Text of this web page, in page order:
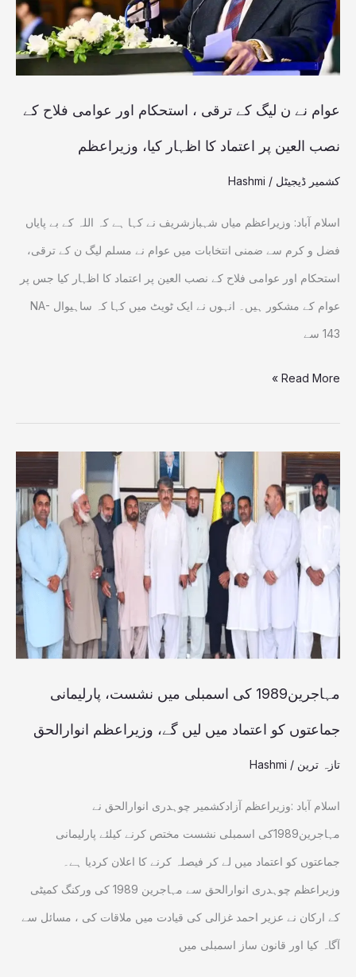
عوام نے ن لیگ کے ترقی ، استحکام اور عوامی فلاح کے
نصب العین پر اعتماد کا اظہار کیا، وزیراعظم
کشمیر ڈیجیٹل /
Hashmi
اسلام آباد: وزیراعظم میاں شہبازشریف نے کہا ہے کہ اللہ کے بے پایاں
فضل و کرم سے ضمنی انتخابات میں عوام نے مسلم لیگ ن کے ترقی،
استحکام اور عوامی فلاح کے نصب العین پر اعتماد کا اظہار کیا جس پر
عوام کے مشکور ہیں۔ انہوں نے ایک ٹویٹ میں کہا کہ ساہیوال NA-
143 سے
ترقی
استحکام
کے
نصب
العین
پر
اعتماد
کا
کیا،
Read More »
مہاجرین1989 کی اسمبلی میں نشست، پارلیمانی
جماعتوں کو اعتماد میں لیں گے، وزیراعظم انوارالحق
تازہ ترین /
Hashmi
اسلام آباد :وزیراعظم آزادکشمیر چوہدری انوارالحق نے
مہاجرین1989کی اسمبلی نشست مختص کرنے کیلئے پارلیمانی
جماعتوں کو اعتماد میں لے کر فیصلہ کرنے کا اعلان کردیا ہے۔
وزیراعظم چوہدری انوارالحق سے مہاجرین 1989 کی ورکنگ کمیٹی
کے ارکان نے عزیر احمد غزالی کی قیادت میں ملاقات کی ، مسائل سے
آگاہ کیا اور قانون ساز اسمبلی میں
مہاجرین1989
کی
نشست،
پارلیمانی
جماعتوں
کو
اعتماد
گے،
وزیراعظم
انوارالحق